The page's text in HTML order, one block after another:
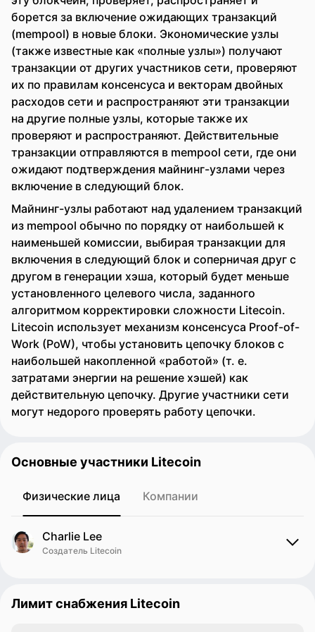
борется за включение ожидающих транзакций
(mempool) в новые блоки. Экономические узлы
(также известные как «полные узлы») получают
транзакции от других участников сети, проверяют
их по правилам консенсуса и векторам двойных
расходов сети и распространяют эти транзакции
на другие полные узлы, которые также их
проверяют и распространяют. Действительные
транзакции отправляются в mempool сети, где они
ожидают подтверждения майнинг-узлами через
включение в следующий блок.
Майнинг-узлы работают над удалением транзакций
из mempool обычно по порядку от наибольшей к
наименьшей комиссии, выбирая транзакции для
включения в следующий блок и соперничая друг с
другом в генерации хэша, который будет меньше
установленного целевого числа, заданного
алгоритмом корректировки сложности Litecoin.
Litecoin использует механизм консенсуса Proof-of-
Work (PoW), чтобы установить цепочку блоков с
наибольшей накопленной «работой» (т. е.
затратами энергии на решение хэшей) как
действительную цепочку. Другие участники сети
могут недорого проверять работу цепочки.
Основные участники Litecoin
Физические лица Компании
Charlie Lee
Создатель Litecoin
Лимит снабжения Litecoin